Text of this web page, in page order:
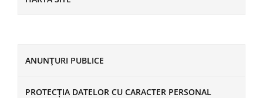
ANUNŢURI PUBLICE
PROTECȚIA DATELOR CU CARACTER PERSONAL